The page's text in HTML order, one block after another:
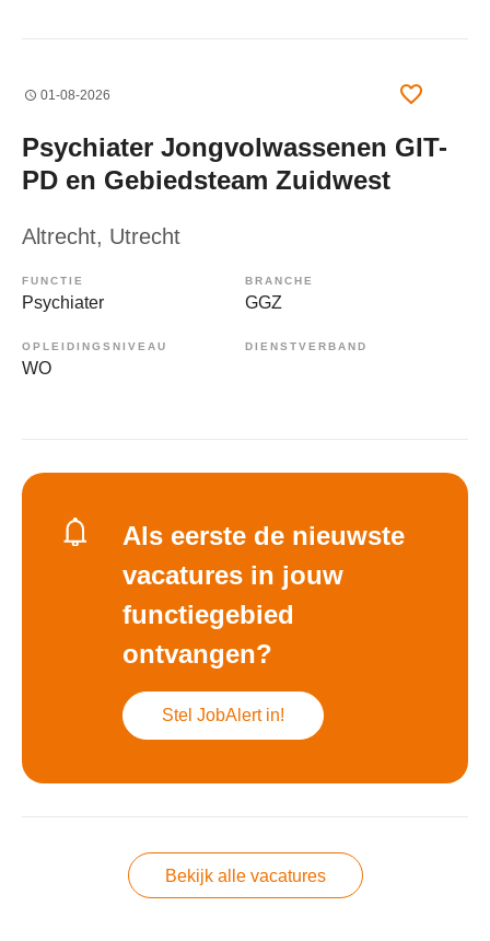
01-08-2026
Psychiater Jongvolwassenen GIT-
PD en Gebiedsteam Zuidwest
Altrecht, Utrecht
FUNCTIE
Psychiater
BRANCHE
GGZ
OPLEIDINGSNIVEAU
WO
DIENSTVERBAND
Als eerste de nieuwste
vacatures in jouw
functiegebied
ontvangen?
Stel JobAlert in!
Bekijk alle vacatures